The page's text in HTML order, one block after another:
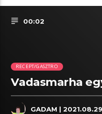
00:02
RECEPT/GASZTRO
Vadasmarha
GADAM |